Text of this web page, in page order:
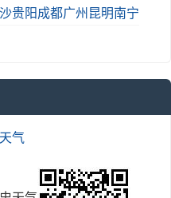
贵阳成都广州昆明南宁
气